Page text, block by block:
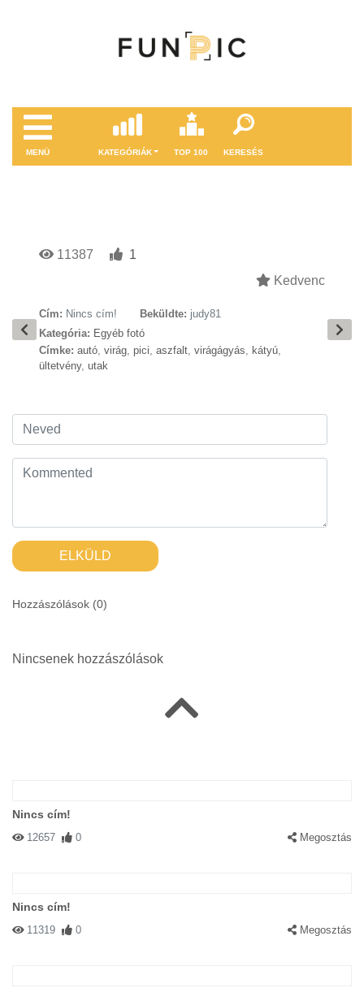
MENÜ KATEGÓRIÁK TOP 100 KERESÉS
11387
1
Kedvenc
Cím: Nincs cím! Beküldte: judy81
Kategória: Egyéb fotó
Címke: autó, virág, pici, aszfalt, virágágyás, kátyú,
ültetvény, utak
ELKÜLD
Hozzászólások (0)
Nincsenek hozzászólások
Nincs cím!
12657 0 Megosztás
Nincs cím!
11319 0 Megosztás